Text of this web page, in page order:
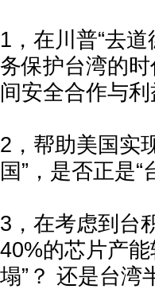
1，在川普“去
务保护台湾的
间安全合作与
2，帮助美国实
国”，是否正是“
3，在考虑到台
40%的芯片产能
塌”？ 还是台湾